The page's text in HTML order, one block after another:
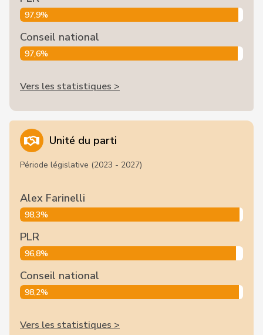
97,9%
Conseil national
97,6%
Vers les statistiques >
Unité du parti
Période législative (2023 - 2027)
Alex Farinelli
98,3%
PLR
96,8%
Conseil national
98,2%
Vers les statistiques >